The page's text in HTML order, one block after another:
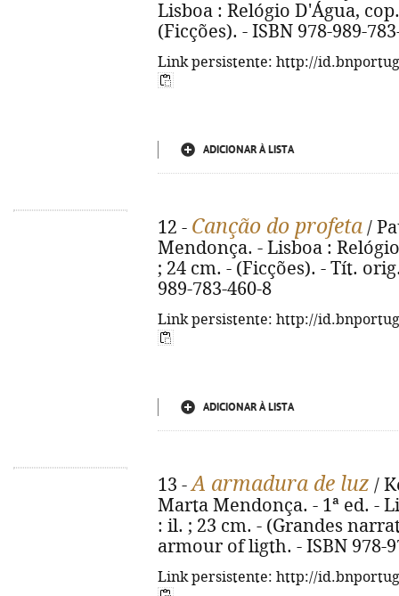
Lisboa : Relógio D'Água,
(Ficções). - ISBN 978-989-
Link persistente: http://
ADICIONAR À LISTA
12 - Canção do profeta /
Mendonça. - Lisboa :
; 24 cm. - (Ficções). - Tít.
989-783-460-8
Link persistente: http://
ADICIONAR À LISTA
13 -A armadura de luz /
Marta Mendonça. - 1ª ed. -
: il. ; 23 cm. - (Grandes
armour of ligth. - ISBN 978-
Link persistente: http://